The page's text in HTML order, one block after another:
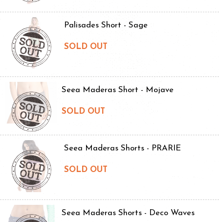
Palisades Short - Sage
SOLD OUT
Seea Maderas Short - Mojave
SOLD OUT
Seea Maderas Shorts - PRARIE
SOLD OUT
Seea Maderas Shorts - Deco Waves